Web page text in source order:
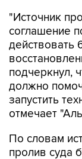
"Источник
соглашение
действовать
подчеркнул,
должно
запустить
отмечает
По словам
пролив суда